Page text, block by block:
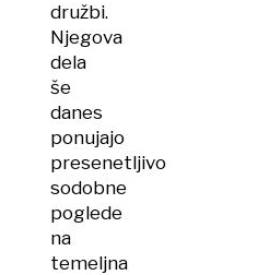
družbi.
Njegova
dela
še
danes
ponujajo
presenetljivo
sodobne
poglede
na
temeljna